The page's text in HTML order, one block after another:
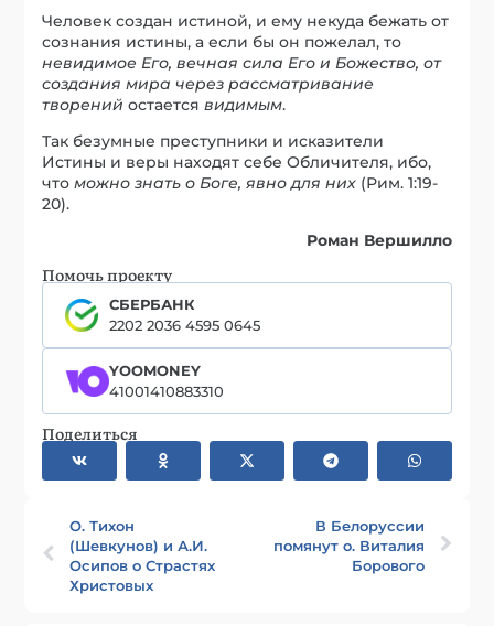
Человек создан истиной, и ему некуда бежать от
сознания истины, а если бы он пожелал, то
невидимое Его, вечная сила Его и Божество, от
создания мира через рассматривание
творений остаетсявидимым.
Так безумные преступники и исказители
Истины и веры находят себе Обличителя, ибо,
чтоможно знать о Боге, явно для них (Рим. 1:19-
20).
Роман Вершилло
Помочь проекту
СБЕРБАНК
2202 2036 4595 0645
YOOMONEY
41001410883310
Поделиться
О. Тихон
(Шевкунов) и А.И.
Осипов о Страстях
Христовых
В Белоруссии
помянут о. Виталия
Борового